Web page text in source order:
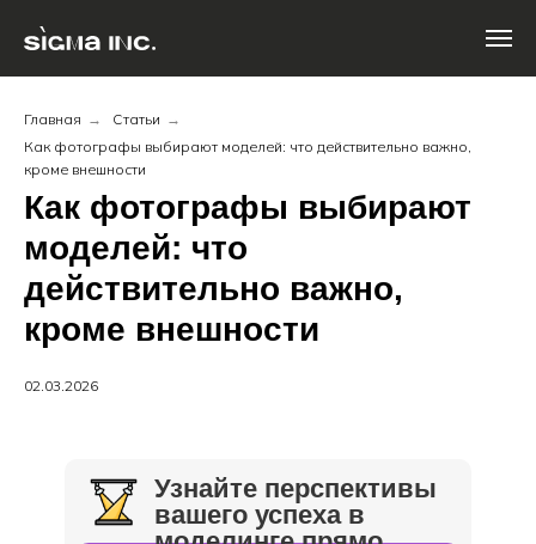
Главная → Статьи →
Как фотографы выбирают моделей: что действительно важно,
кроме внешности
Как фотографы выбирают
моделей: что
действительно важно,
кроме внешности
02.03.2026
Узнайте перспективы
вашего успеха в